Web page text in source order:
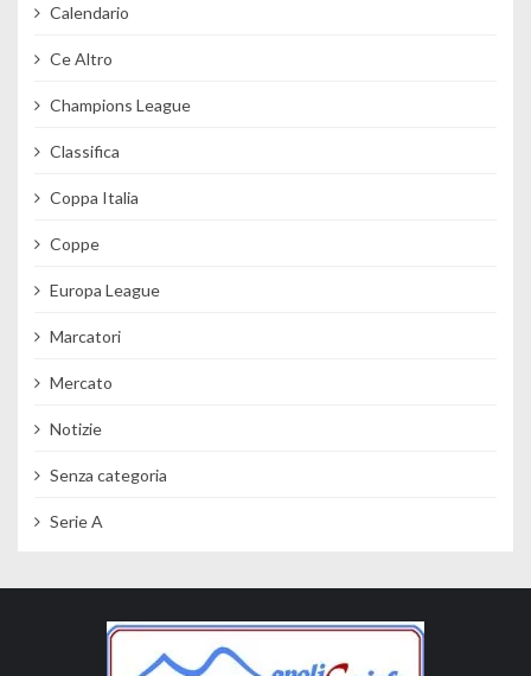
Calendario
Ce Altro
Champions League
Classifica
Coppa Italia
Coppe
Europa League
Marcatori
Mercato
Notizie
Senza categoria
Serie A